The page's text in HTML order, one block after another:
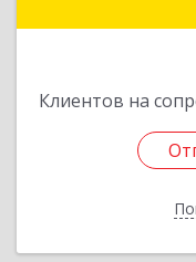
Клиентов на